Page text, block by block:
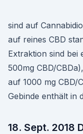
sind auf
auf reines CBD
Extraktion sind bei
500mg CBD/
auf 1000 mg CBD/
Gebinde enthält in
18. Sept. 2018